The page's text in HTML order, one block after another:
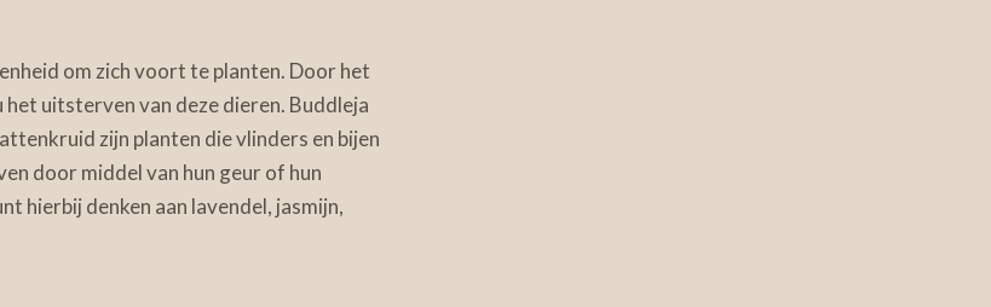
om zich voort te planten. Door het
uitsterven van deze dieren. Buddleja
zijn planten die vlinders en bijen
door middel van hun geur of hun
hierbij denken aan lavendel, jasmijn,